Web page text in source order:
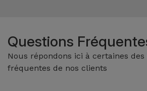
Questions
Nous répondons ici à certaines
fréquentes de nos clients